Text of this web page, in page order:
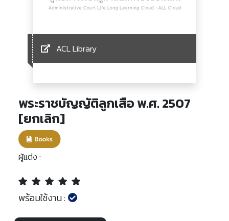
ACL Library
พระราชบัญญัติลูกเสือ พ.ศ. 2507
[ยกเลิก]
ผู้แต่ง :
พร้อมใช้งาน :